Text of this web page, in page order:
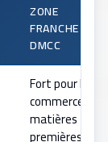
ZONE
FRANCHE
DMCC
Fort pour le
commerce de
matières
premières, les